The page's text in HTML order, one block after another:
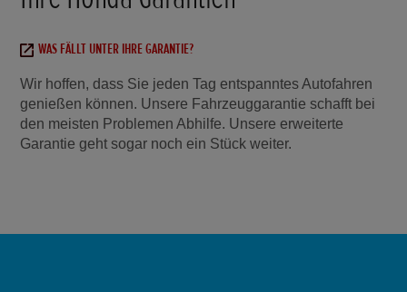
WAS FÄLLT UNTER IHRE GARANTIE?
Wir hoffen, dass Sie jeden Tag entspanntes Autofahren
genießen können. Unsere Fahrzeuggarantie schafft bei
den meisten Problemen Abhilfe. Unsere erweiterte
Garantie geht sogar noch ein Stück weiter.